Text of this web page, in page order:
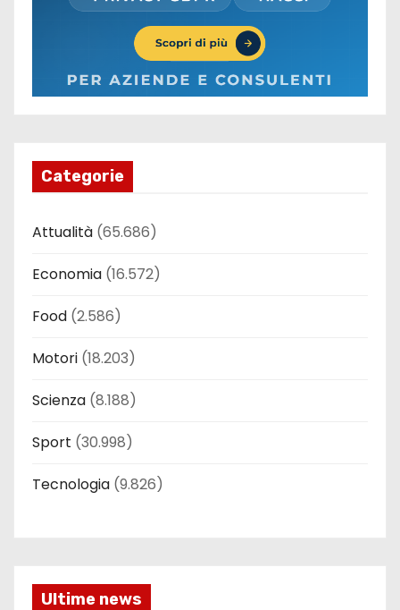
Categorie
Attualità (65.686)
Economia (16.572)
Food (2.586)
Motori (18.203)
Scienza (8.188)
Sport (30.998)
Tecnologia (9.826)
Ultime news